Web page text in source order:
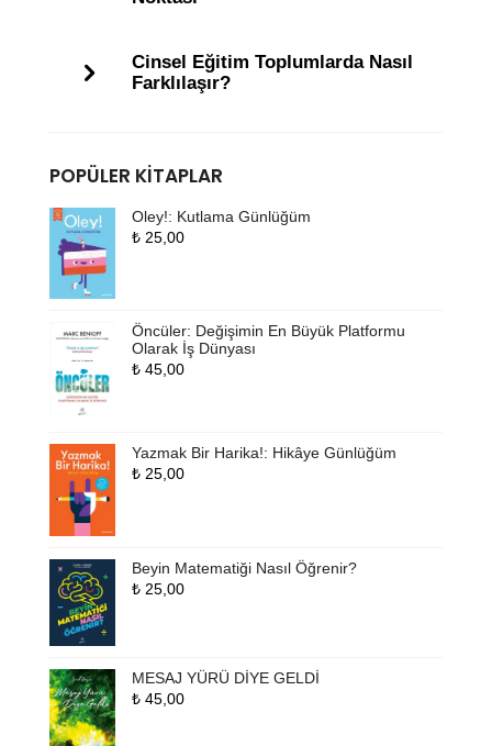
Cinsel Eğitim Toplumlarda Nasıl
Farklılaşır?
POPÜLER KITAPLAR
Oley!: Kutlama Günlüğüm
₺25,00
Öncüler: Değişimin En Büyük Platformu
Olarak İş Dünyası
₺45,00
Yazmak Bir Harika!: Hikâye Günlüğüm
₺25,00
Beyin Matematiği Nasıl Öğrenir?
₺25,00
MESAJ YÜRÜ DİYE GELDİ
₺45,00